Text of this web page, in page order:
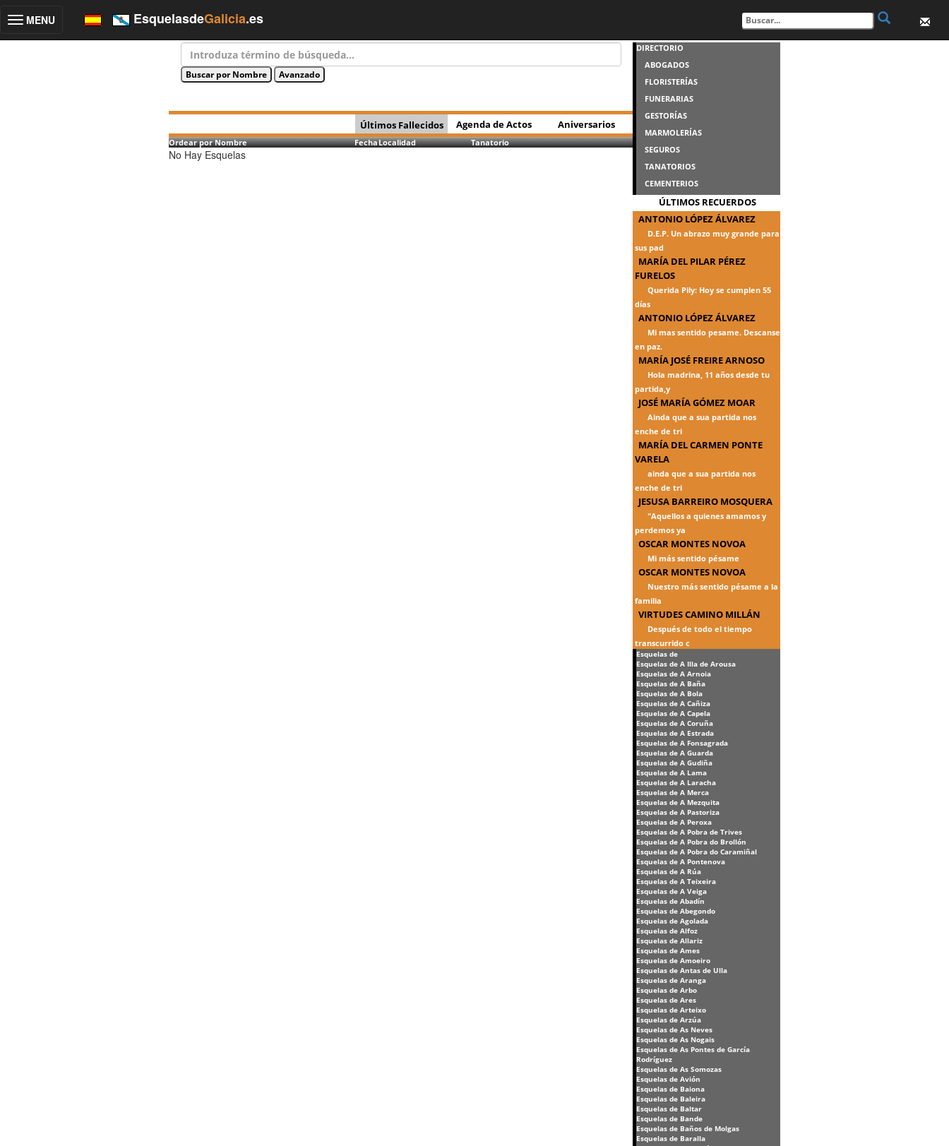
Toggle
MENU EsquelasdeGalicia.es
Últimos Fallecidos Agenda de Actos Aniversarios
Ordear por Nombre FechaLocalidad Tanatorio
No Hay Esquelas
DIRECTORIO
ABOGADOS
FLORISTERÍAS
FUNERARIAS
GESTORÍAS
MARMOLERÍAS
SEGUROS
TANATORIOS
CEMENTERIOS
ÚLTIMOS RECUERDOS
ANTONIO LÓPEZ ÁLVAREZ
D.E.P. Un abrazo muy grande para
sus pad
MARÍA DEL PILAR PÉREZ
FURELOS
Querida Pily: Hoy se cumplen 55
días
ANTONIO LÓPEZ ÁLVAREZ
Mi mas sentido pesame. Descanse
en paz.
MARÍA JOSÉ FREIRE ARNOSO
Hola madrina, 11 años desde tu
partida,y
JOSÉ MARÍA GÓMEZ MOAR
Ainda que a sua partida nos
enche de tri
MARÍA DEL CARMEN PONTE
VARELA
ainda que a sua partida nos
enche de tri
JESUSA BARREIRO MOSQUERA
"Aquellos a quienes amamos y
perdemos ya
OSCAR MONTES NOVOA
Mi más sentido pésame
OSCAR MONTES NOVOA
Nuestro más sentido pésame a la
familia
VIRTUDES CAMINO MILLÁN
Después de todo el tiempo
transcurrido c
Esquelas de
Esquelas de A Illa de Arousa
Esquelas de A Arnoia
Esquelas de A Baña
Esquelas de A Bola
Esquelas de A Cañiza
Esquelas de A Capela
Esquelas de A Coruña
Esquelas de A Estrada
Esquelas de A Fonsagrada
Esquelas de A Guarda
Esquelas de A Gudiña
Esquelas de A Lama
Esquelas de A Laracha
Esquelas de A Merca
Esquelas de A Mezquita
Esquelas de A Pastoriza
Esquelas de A Peroxa
Esquelas de A Pobra de Trives
Esquelas de A Pobra do Brollón
Esquelas de A Pobra do Caramiñal
Esquelas de A Pontenova
Esquelas de A Rúa
Esquelas de A Teixeira
Esquelas de A Veiga
Esquelas de Abadín
Esquelas de Abegondo
Esquelas de Agolada
Esquelas de Alfoz
Esquelas de Allariz
Esquelas de Ames
Esquelas de Amoeiro
Esquelas de Antas de Ulla
Esquelas de Aranga
Esquelas de Arbo
Esquelas de Ares
Esquelas de Arteixo
Esquelas de Arzúa
Esquelas de As Neves
Esquelas de As Nogais
Esquelas de As Pontes de García
Rodríguez
Esquelas de As Somozas
Esquelas de Avión
Esquelas de Baiona
Esquelas de Baleira
Esquelas de Baltar
Esquelas de Bande
Esquelas de Baños de Molgas
Esquelas de Baralla